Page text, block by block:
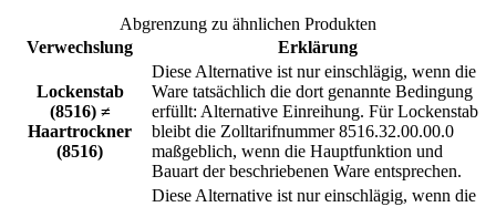
Abgrenzung zu ähnlichen Produkten
Verwechslung
Erklärung
Lockenstab
(8516) ≠
Haartrockner
(8516)
Diese Alternative ist nur einschlägig, wenn die
Ware tatsächlich die dort genannte Bedingung
erfüllt: Alternative Einreihung. Für Lockenstab
bleibt die Zolltarifnummer 8516.32.00.00.0
maßgeblich, wenn die Hauptfunktion und
Bauart der beschriebenen Ware entsprechen.
Diese Alternative ist nur einschlägig, wenn die